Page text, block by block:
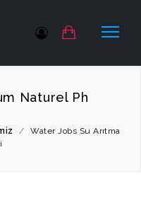
Naturel Ph
/
Water Jobs Su Arıtma